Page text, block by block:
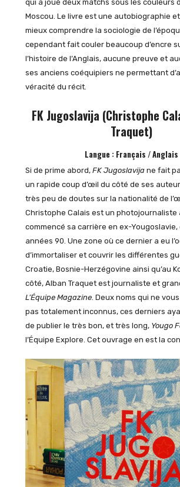
qui a joué deux matchs sous les couleurs
Moscou. Le livre est une autobiographie
mieux comprendre la sociologie de
cependant fait couler beaucoup d’encre
l’histoire de l’Anglais, aucune preuve et
ses anciens coéquipiers ne permettant
véracité du récit.
FK Jugoslavija (Christophe
Traquet)
Langue : Français / Anglais
Si de prime abord, FK Jugoslavijane fait
un rapide coup d’œil du côté de ses
très peu de doutes sur la nationalité de
Christophe Calais est un photojournaliste
commencé sa carrière en ex-Yougoslavie,
années 90. Une zone où ce dernier a eu
d’immortaliser et couvrir les différentes
Croatie, Bosnie-Herzégovine ainsi qu’au
côté, Alban Traquet est journaliste et
L’Équipe Magazine. Deux noms qui ne
pas totalement inconnus, ces derniers
de publier le très bon, et très long, Yougo
l’Équipe Explore. Cet ouvrage en est la